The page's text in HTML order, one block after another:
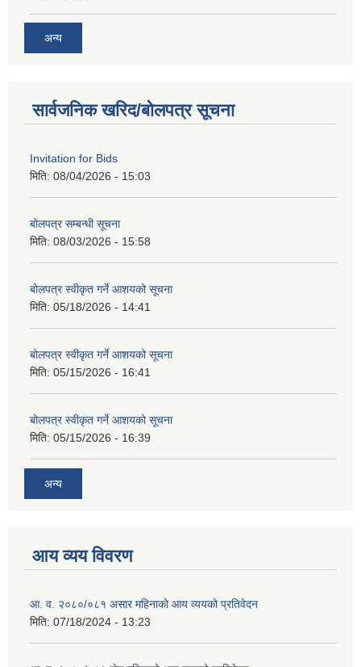
अन्य
सार्वजनिक खरिद/बोलपत्र सूचना
Invitation for Bids
मिति: 08/04/2026 - 15:03
बोलपत्र सम्बन्धी सूचना
मिति: 08/03/2026 - 15:58
बोलपत्र स्वीकृत गर्ने आशयको सूचना
मिति: 05/18/2026 - 14:41
बोलपत्र स्वीकृत गर्ने आशयको सूचना
मिति: 05/15/2026 - 16:41
बोलपत्र स्वीकृत गर्ने आशयको सूचना
मिति: 05/15/2026 - 16:39
अन्य
आय व्यय विवरण
आ. व. २०८०/०८१ असार महिनाको आय व्ययको प्रतिवेदन
मिति: 07/18/2024 - 13:23